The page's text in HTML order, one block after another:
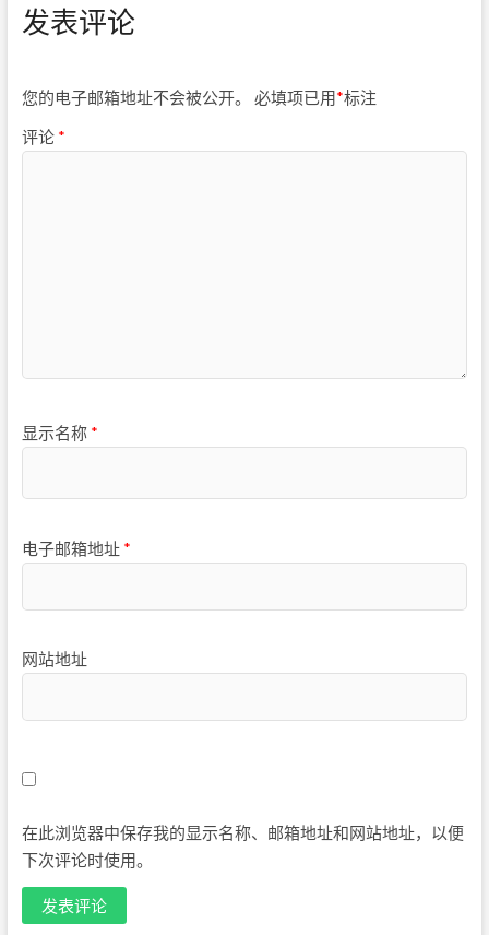
发表评论
您的电子邮箱地址不会被公开。 必填项已用*标注
评论 *
显示名称 *
电子邮箱地址 *
网站地址
在此浏览器中保存我的显示名称、邮箱地址和网站地址，以便
下次评论时使用。